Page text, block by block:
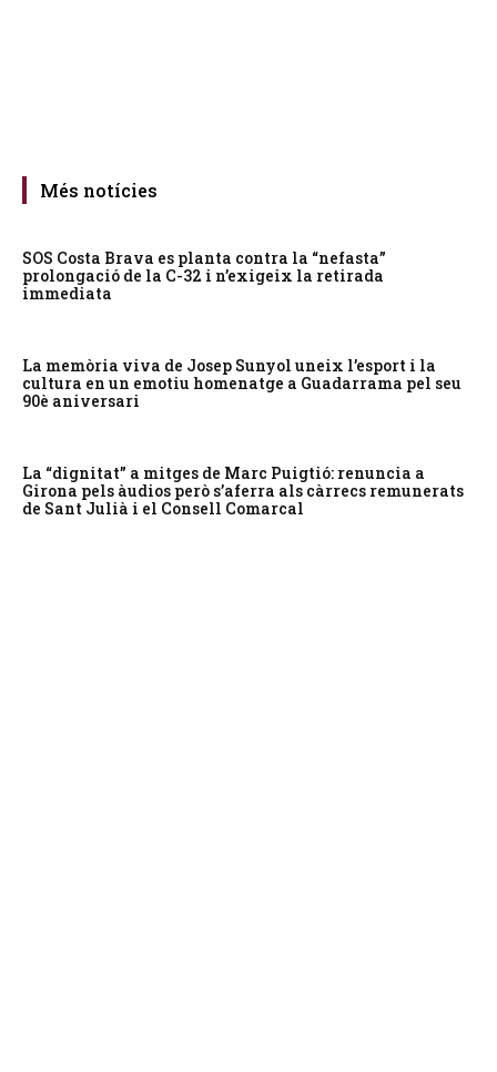
Més notícies
SOS Costa Brava es planta contra la “nefasta”
prolongació de la C-32 i n’exigeix la retirada
immediata
La memòria viva de Josep Sunyol uneix l’esport i la
cultura en un emotiu homenatge a Guadarrama pel seu
90è aniversari
La “dignitat” a mitges de Marc Puigtió: renuncia a
Girona pels àudios però s’aferra als càrrecs remunerats
de Sant Julià i el Consell Comarcal